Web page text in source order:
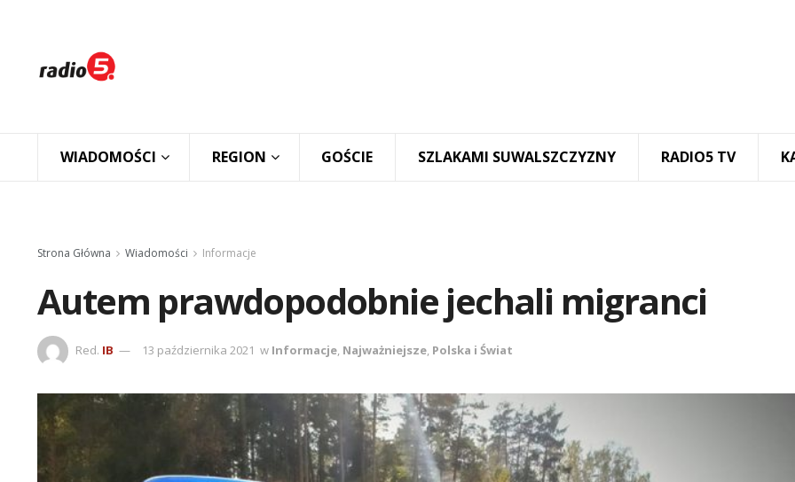
WIADOMOŚCI REGION GOŚCIE SZLAKAMI SUWALSZCZYZNY RADIO5 TV
Strona Główna Wiadomości Informacje
Autem prawdopodobnie jechali migranci
Red. IB 13 października 2021 w Informacje, Najważniejsze, Polska i Świat